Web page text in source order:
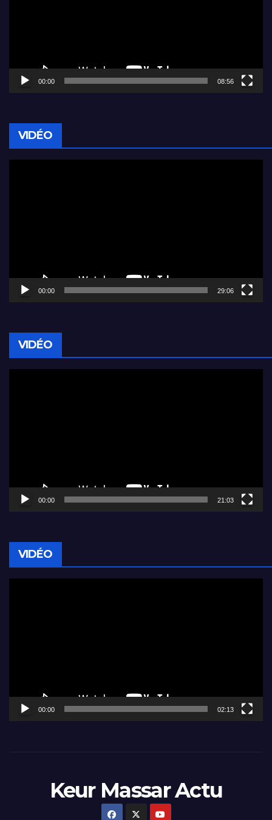
00:00 08:56
VIDÉO
00:00 29:06
VIDÉO
00:00 21:03
VIDÉO
00:00 02:13
Keur Massar Actu